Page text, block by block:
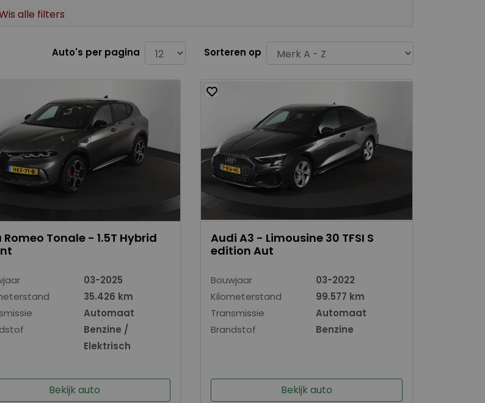
alle filters
Auto's per pagina Sorteren op
Tonale - 1.5T Hybrid
03-2025
35.426 km
Automaat
Benzine /
Elektrisch
Bekijk auto
Audi A3 - Limousine 30 TFSI S
edition Aut
Bouwjaar
03-2022
Kilometerstand
99.577 km
Transmissie
Automaat
Brandstof
Benzine
Bekijk auto